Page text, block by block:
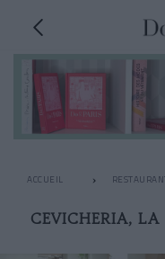
ACCUEIL
CEVICHERIA,